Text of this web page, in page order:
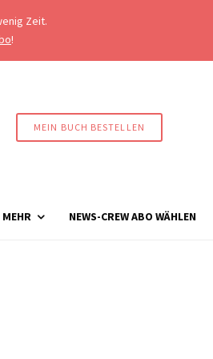
Zeit.
!
MEIN BUCH BESTELLEN
MEHR NEWS-CREW ABO WÄHLEN